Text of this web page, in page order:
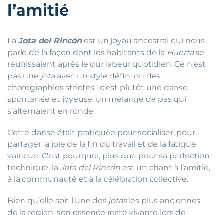
l’amitié
La Jota del Rincónest un joyau ancestral qui nous
parle de la façon dont les habitants de la Huertase
réunissaient après le dur labeur quotidien. Ce n’est
pas une jotaavec un style défini ou des
chorégraphies strictes ; c’est plutôt une danse
spontanée et joyeuse, un mélange de pas qui
s’alternaient en ronde.
Cette danse était pratiquée pour socialiser, pour
partager la joie de la fin du travail et de la fatigue
vaincue. C’est pourquoi, plus que pour sa perfection
technique, la Jota del Rincón est un chant à l’amitié,
à la communauté et à la célébration collective.
Bien qu’elle soit l’une des jotasles plus anciennes
de la région, son essence reste vivante lors de